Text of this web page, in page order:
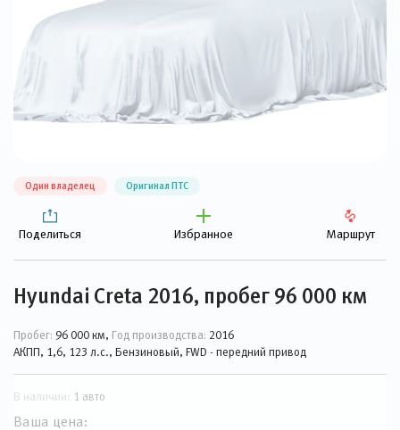
Один владелец Оригинал ПТС
Поделиться Избранное Маршрут
Hyundai Creta 2016, пробег 96 000 км
Пробег: 96 000 км, Год производства: 2016
АКПП, 1,6, 123 л.с., Бензиновый, FWD - передний привод
В наличии: 1 авто
Ваша цена: